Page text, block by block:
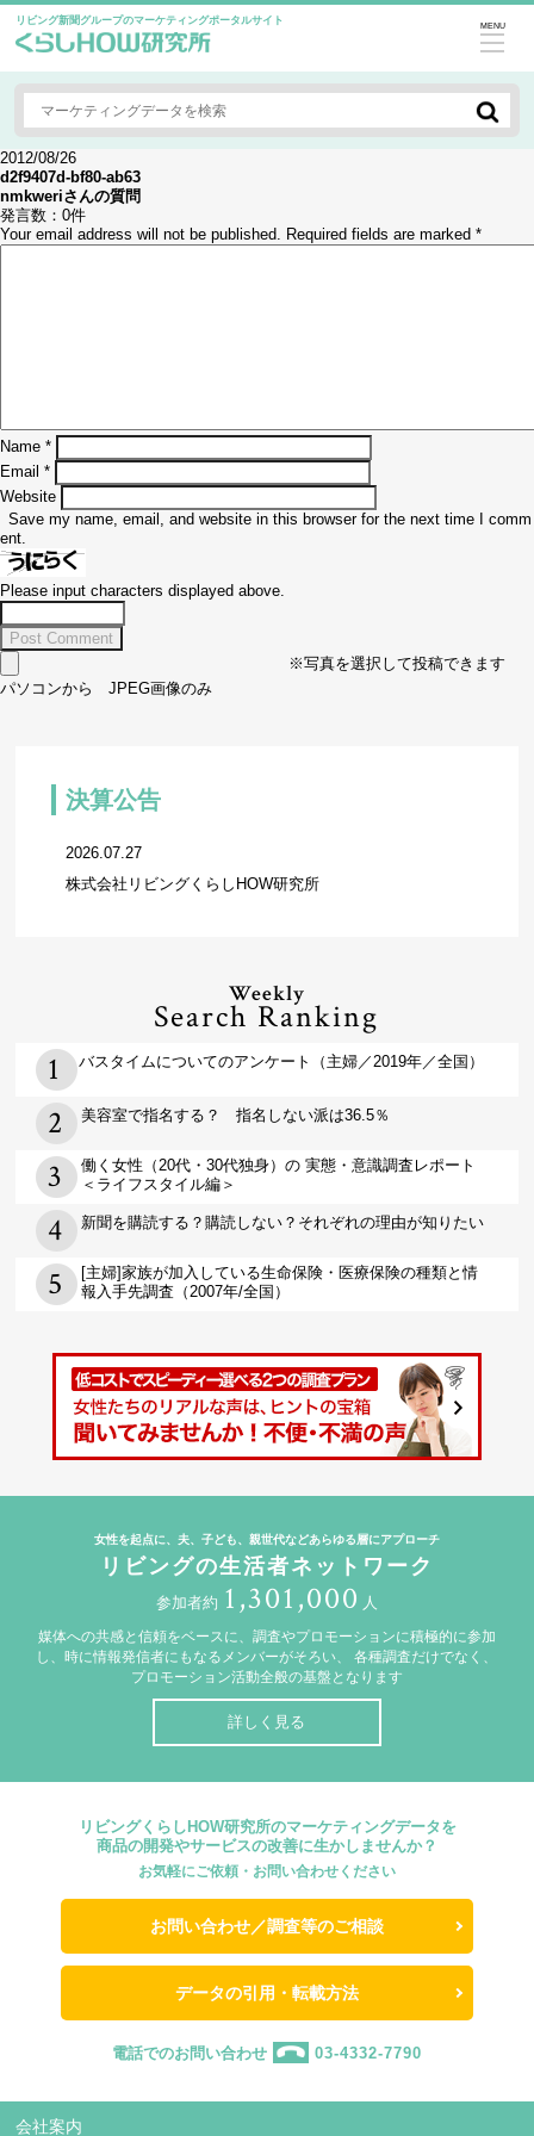
リビング新聞グループのマーケティングポータルサイト MENU
2012/08/26
d2f9407d-bf80-ab63
nmkweriさんの質問
発言数： 0件
Your email address will not be published. Required fields are marked *
Name *
Email *
Website
Save my name, email, and website in this browser for the next time I comm
ent.
Please input characters displayed above.
※写真を選択して投稿できます
パソコンから JPEG画像のみ
決算公告
2026.07.27
株式会社リビングくらしHOW研究所
Weekly
Search Ranking
バスタイムについてのアンケート（主婦／2019年／全国）
美容室で指名する？ 指名しない派は36.5％
働く女性（20代・30代独身）の 実態・意識調査レポート
＜ライフスタイル編＞
新聞を購読する？購読しない？それぞれの理由が知りたい
[主婦]家族が加入している生命保険・医療保険の種類と情
報入手先調査（2007年/全国）
女性を起点に、夫、子ども、親世代などあらゆる層にアプローチ
リビングの生活者ネットワーク
参加者約 1,301,000 人
媒体への共感と信頼をベースに、調査やプロモーションに積極的に参加
し、時に情報発信者にもなるメンバーがそろい、
各種調査だけでなく、
プロモーション活動全般の基盤となります
詳しく見る
リビングくらしHOW研究所のマーケティングデータを
商品の開発やサービスの改善に生かしませんか？
お気軽にご依頼・お問い合わせください
お問い合わせ／調査等のご相談
データの引用・転載方法
電話でのお問い合わせ 03-4332-7790
会社案内